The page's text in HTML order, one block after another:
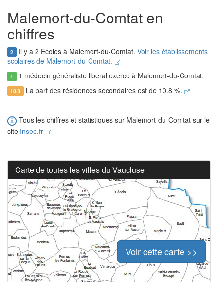
Malemort-du-Comtat en
chiffres
2 Il y a 2 Ecoles à Malemort-du-Comtat. Voir les établissements
scolaires de Malemort-du-Comtat.
1 1 médecin généraliste liberal exerce à Malemort-du-Comtat.
10.8 La part des résidences secondaires est de 10.8 %.
Tous les chiffres et statistiques sur Malemort-du-Comtat sur le
site Insee.fr
Carte de toutes les villes du Vaucluse
Voir cette carte >>